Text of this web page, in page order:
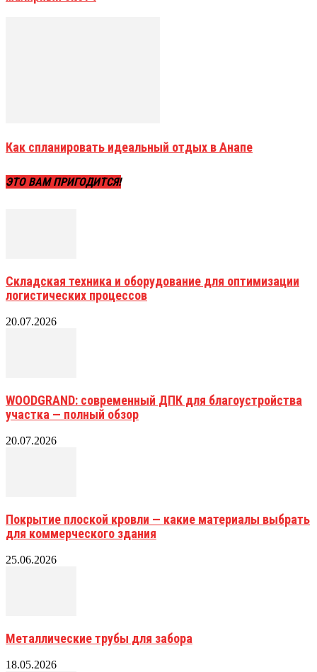
Как спланировать идеальный отдых в Анапе
ЭТО ВАМ ПРИГОДИТСЯ!
Складская техника и оборудование для оптимизации
логистических процессов
20.07.2026
WOODGRAND: современный ДПК для благоустройства
участка — полный обзор
20.07.2026
Покрытие плоской кровли — какие материалы выбрать
для коммерческого здания
25.06.2026
Металлические трубы для забора
18.05.2026